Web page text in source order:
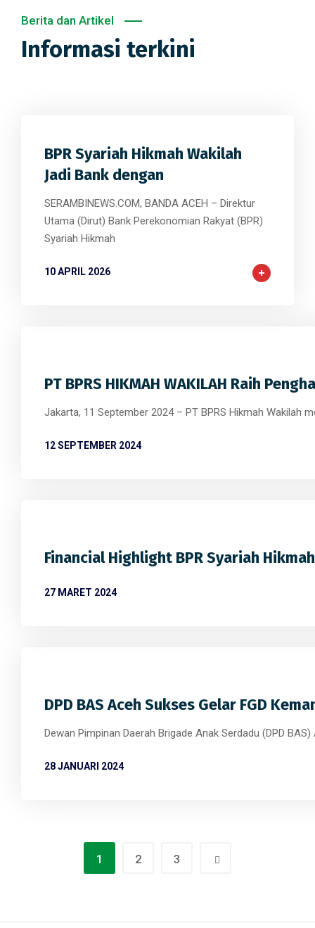
Berita dan Artikel
Informasi terkini
BPR Syariah Hikmah Wakilah
Jadi Bank dengan
SERAMBINEWS.COM, BANDA ACEH – Direktur
Utama (Dirut) Bank Perekonomian Rakyat (BPR)
Syariah Hikmah
10 APRIL 2026
PT BPRS HIKMAH WAKILAH Raih
Jakarta, 11 September 2024 – PT BPRS Hikmah Wakilah
12 SEPTEMBER 2024
Financial Highlight BPR Syariah
27 MARET 2024
DPD BAS Aceh Sukses Gelar FGD
Dewan Pimpinan Daerah Brigade Anak Serdadu (DPD
28 JANUARI 2024
1 2 3